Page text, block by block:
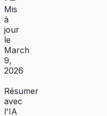
Mis
à
jour
le
March
9,
2026
Résumer
avec
l'IA